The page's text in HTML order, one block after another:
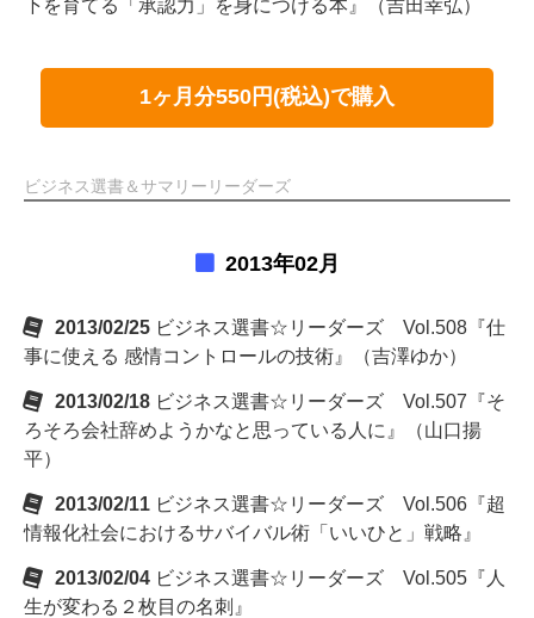
下を育てる「承認力」を身につける本』（吉田幸弘）
1ヶ月分550円(税込)で購入
ビジネス選書＆サマリーリーダーズ
2013年02月
2013/02/25 ビジネス選書☆リーダーズ Vol.508『仕
事に使える 感情コントロールの技術』（吉澤ゆか）
2013/02/18 ビジネス選書☆リーダーズ Vol.507『そ
ろそろ会社辞めようかなと思っている人に』（山口揚
平）
2013/02/11 ビジネス選書☆リーダーズ Vol.506『超
情報化社会におけるサバイバル術「いいひと」戦略』
2013/02/04 ビジネス選書☆リーダーズ Vol.505『人
生が変わる２枚目の名刺』